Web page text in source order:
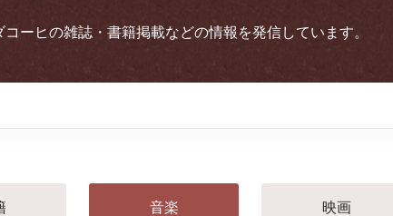
コーヒの雑誌・書籍掲載などの情報を発信しています。
音楽 映画